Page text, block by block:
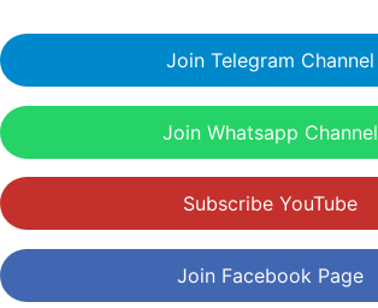
Join Telegram Channel
Join Whatsapp Channel
Subscribe YouTube
Join Facebook Page